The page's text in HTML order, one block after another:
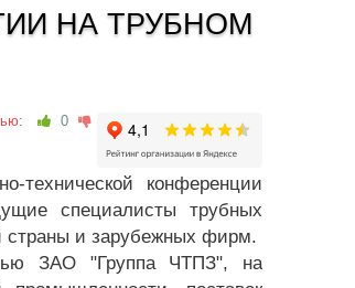
НА ТРУБНОМ
0
конференции
специалисты трубных
страны и зарубежных фирм.
ЗАО "Группа ЧТПЗ", на